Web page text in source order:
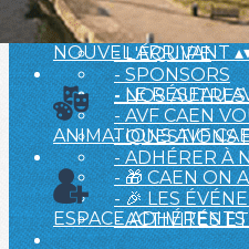
-
- BROCHURE
- L'ÉQUIPE
- SPONSORS
- NOS
NOUVEL ARRIVANT▴
- LE RÉSEAU
- AVF CAEN
- QUESTIONS
- ADHÉRER À
ANIMATIONS AVF
- 🎁 CAEN ON
- 🎉 LES
- ACTIVITÉS
ESPACE ADHÉRENTS